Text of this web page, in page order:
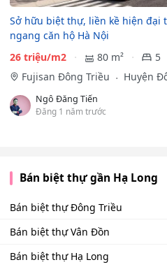
Sở hữu biệt thự, liền kề hiện đại
ngang căn hộ Hà Nội
26 triệu/m2
80 m² 5
Fujisan Đông Triều
Huyện
Ngô Đăng Tiến
Đăng 1 năm trước
Bán biệt thự gần Hạ Long
Bán biệt thự Đông Triều
Bán biệt thự Vân Đồn
Bán biệt thự Hạ Long